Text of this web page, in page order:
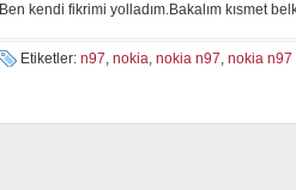
Ben kendi fikrimi yolladım.Bakalım kısmet
Etiketler: n97, nokia, nokia n97, nokia n97